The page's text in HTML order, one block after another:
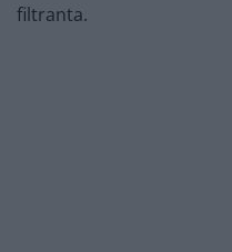
filtranta.